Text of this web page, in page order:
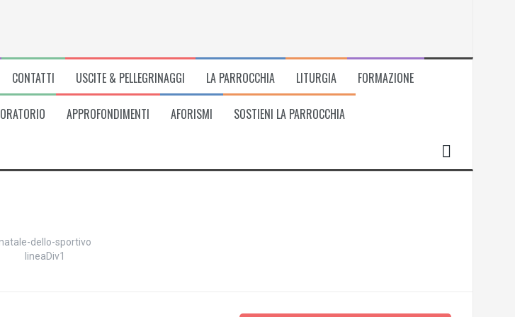
CONTATTI USCITE & PELLEGRINAGGI LA PARROCCHIA LITURGIA FORMAZIONE
ORATORIO APPROFONDIMENTI AFORISMI SOSTIENI LA PARROCCHIA